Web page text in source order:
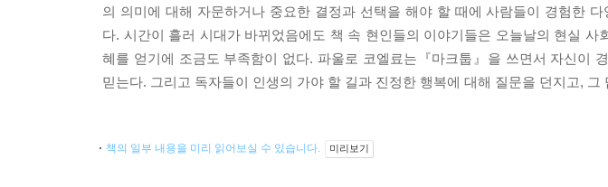
의 의미에 대해 자문하거나 중요한 결정과 선택을 해야 할 때에 사람들이 경험한
다. 시간이 흘러 시대가 바뀌었음에도 책 속 현인들의 이야기들은 오늘날의 현실
혜를 얻기에 조금도 부족함이 없다. 파울로 코엘료는『마크툽』을 쓰면서 자신이
믿는다. 그리고 독자들이 인생의 가야 할 길과 진정한 행복에 대해 질문을 던지고,
책의 일부 내용을 미리 읽어보실 수 있습니다. 미리보기